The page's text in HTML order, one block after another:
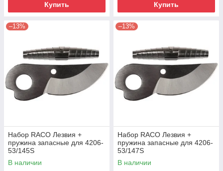
Купить Купить
–13%
Набор RACO Лезвия +
пружина запасные для 4206-
53/145S
В наличии
–13%
Набор RACO Лезвия +
пружина запасные для 4206-
53/147S
В наличии